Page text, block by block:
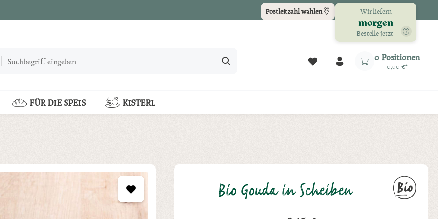
Postleitzahl wählen Wir liefern
morgen
Bestelle jetzt!
Du hast 0 Produkte auf dem
0 Positionen
0,00 €*
FÜR DIE SPEIS KISTERL
Bio Gouda in Scheiben